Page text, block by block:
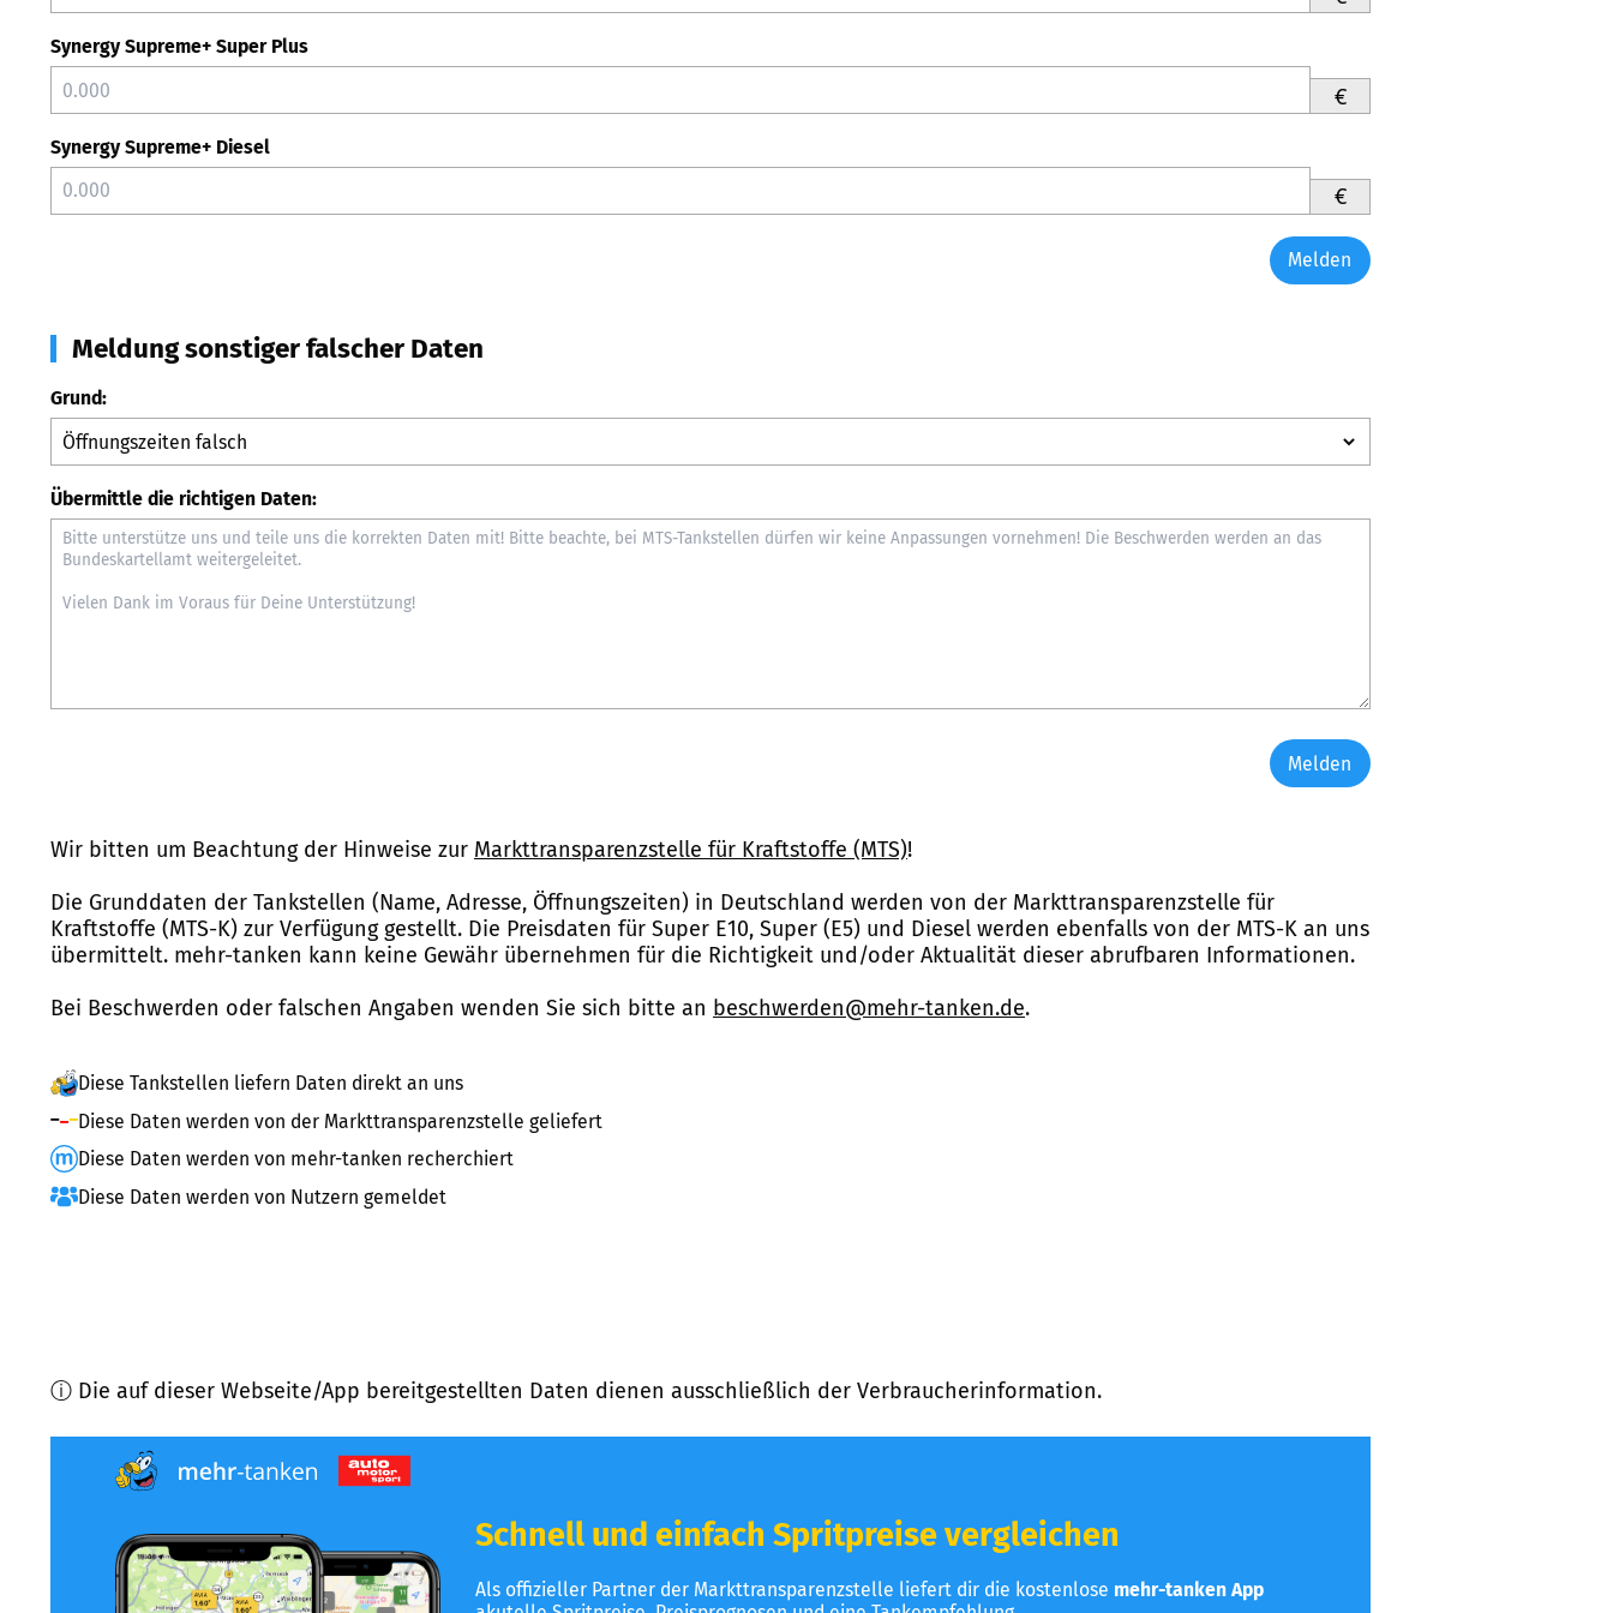
Synergy Supreme+ Super Plus
€
Synergy Supreme+ Diesel
€
Melden
Meldung sonstiger falscher Daten
Grund:
Übermittle die richtigen Daten:
Melden
Wir bitten um Beachtung der Hinweise zur Markttransparenzstelle für Kraftstoffe (MTS)!
Die Grunddaten der Tankstellen (Name, Adresse, Öffnungszeiten) in Deutschland werden von der Markttransparenzstelle für
Kraftstoffe (MTS-K) zur Verfügung gestellt. Die Preisdaten für Super E10, Super (E5) und Diesel werden ebenfalls von der MTS-K an uns
übermittelt. mehr-tanken kann keine Gewähr übernehmen für die Richtigkeit und/oder Aktualität dieser abrufbaren Informationen.
Bei Beschwerden oder falschen Angaben wenden Sie sich bitte an beschwerden@mehr-tanken.de.
Diese Tankstellen liefern Daten direkt an uns
Diese Daten werden von der Markttransparenzstelle geliefert
Diese Daten werden von mehr-tanken recherchiert
Diese Daten werden von Nutzern gemeldet
ⓘ Die auf dieser Webseite/App bereitgestellten Daten dienen ausschließlich der Verbraucherinformation.
Schnell und einfach Spritpreise vergleichen
Als offizieller Partner der Markttransparenzstelle liefert dir die kostenlose mehr-tanken App